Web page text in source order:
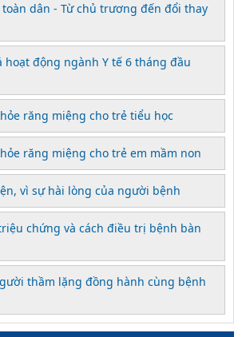
toàn dân - Từ chủ trương đến đổi thay
hoạt động ngành Y tế 6 tháng đầu
răng miệng cho trẻ tiểu học
răng miệng cho trẻ em mầm non
vì sự hài lòng của người bệnh
chứng và cách điều trị bệnh bàn
thầm lặng đồng hành cùng bệnh